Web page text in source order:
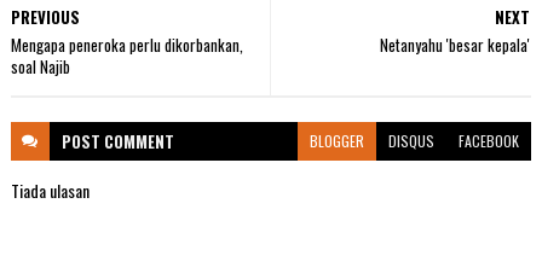
NEXT
Netanyahu 'besar kepala'
PREVIOUS
Mengapa peneroka perlu dikorbankan,
soal Najib
POST COMMENT BLOGGER DISQUS FACEBOOK
Tiada ulasan